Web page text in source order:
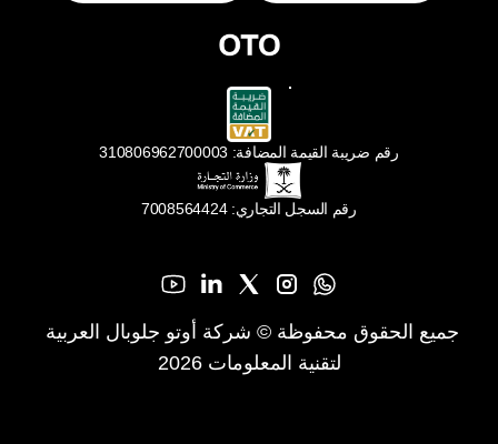
رقم ضريبة القيمة المضافة: 310806962700003
رقم السجل التجاري: 7008564424
لتقنية المعلومات 2026